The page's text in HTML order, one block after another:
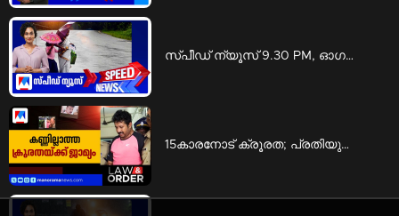
സ്പീഡ് ന്യൂസ് 9.30 PM, ഓഗസ്റ്റ് 05, 2026 | Speed News
15കാരനോട് ക്രൂരത; പ്രതിയുടെ ശിക്ഷ മരവിപ്പിച്ചു, ജാമ്യവും | Law and Order